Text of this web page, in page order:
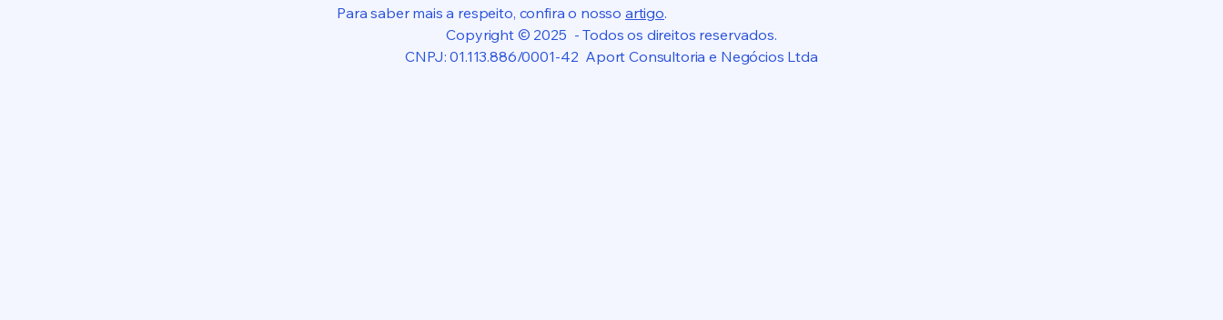
Para saber mais a respeito, confira o nosso artigo.
Copyright © 2025 - Todos os direitos reservados.
CNPJ: 01.113.886/0001-42 Aport Consultoria e Negócios Ltda